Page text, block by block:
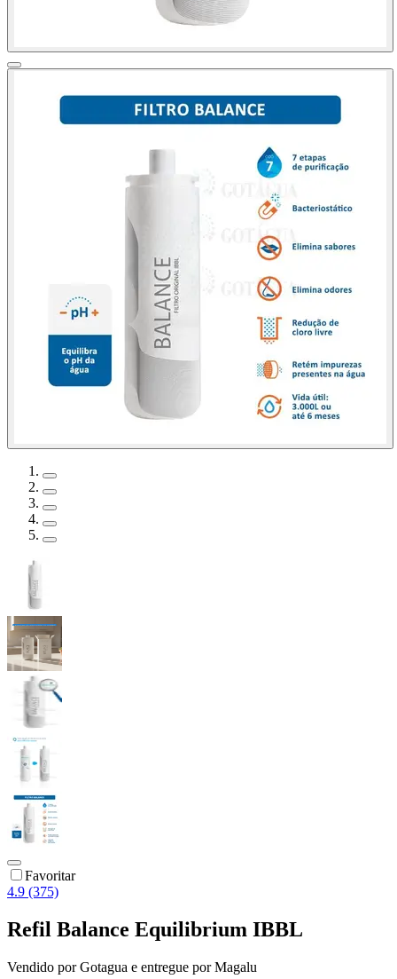
Favoritar
4.9 (375)
Refil Balance Equilibrium IBBL
Vendido porGotagua e entregue por Magalu